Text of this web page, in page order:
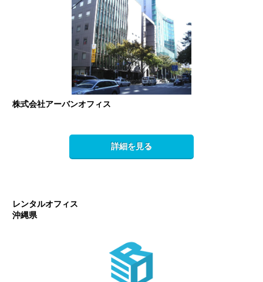
株式会社アーバンオフィス
詳細を見る
レンタルオフィス
沖縄県